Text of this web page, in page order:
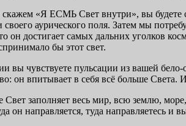
«Я ЕСМЬ Свет внутри», вы будете
аурического поля. Затем мы
достигает самых дальних уголков
бы этот свет.
вы чувствуете пульсации из вашей
он впитывает в себя всё больше
заполняет весь мир, всю землю,
он направляется, туда направляетесь и